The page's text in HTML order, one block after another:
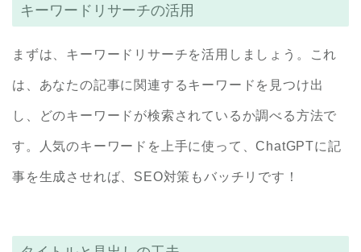
キーワードリサーチの活用
まずは、キーワードリサーチを活用しましょう。これ
は、あなたの記事に関連するキーワードを見つけ出
し、どのキーワードが検索されているか調べる方法で
す。人気のキーワードを上手に使って、ChatGPTに記
事を生成させれば、SEO対策もバッチリです！